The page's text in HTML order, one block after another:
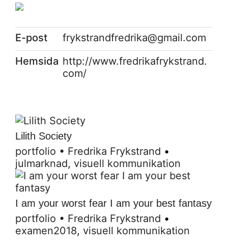
E-post
frykstrandfredrika@gmail.com
Hemsida http://www.fredrikafrykstrand.
com/
Lilith Society
portfolio • Fredrika Frykstrand •
julmarknad, visuell kommunikation
I am your worst fear I am your best fantasy
portfolio • Fredrika Frykstrand •
examen2018, visuell kommunikation